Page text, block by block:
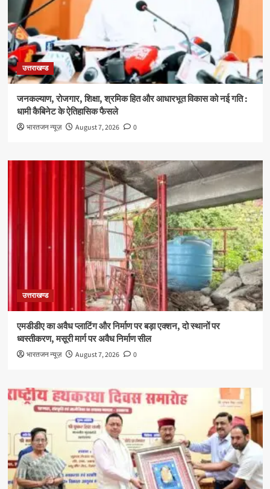
उत्तराखण्ड
जनकल्याण, रोजगार, शिक्षा, श्रमिक हित और आधारभूत विकास को नई गति :
धामी कैबिनेट के ऐतिहासिक फैसले
भारतजन न्यूज़ August 7, 2026 0
उत्तराखण्ड
एमडीडीए का अवैध प्लाटिंग और निर्माण पर बड़ा एक्शन, दो स्थानों पर
ध्वस्तीकरण, मसूरी मार्ग पर अवैध निर्माण सील
भारतजन न्यूज़ August 7, 2026 0